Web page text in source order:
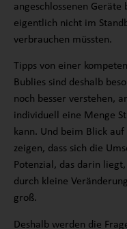
angeschlossenen Geräte
eigentlich nicht im
verbrauchen müssten.
Tipps von einer
Bublies sind deshalb
noch besser verstehen,
individuell eine Menge
kann. Und beim Blick
zeigen, dass sich die
Potenzial, das darin
durch kleine
groß.
Deshalb werden die